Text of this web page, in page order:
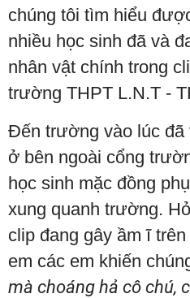
chúng tôi tìm hiểu
nhiều học sinh đã và
nhân vật chính trong
trường THPT L.N.T -
Đến trường vào lúc đã
ở bên ngoài cổng
học sinh mặc đồng
xung quanh trường.
clip đang gây ầm ĩ
em các em khiến
mà choáng hả cô chú,